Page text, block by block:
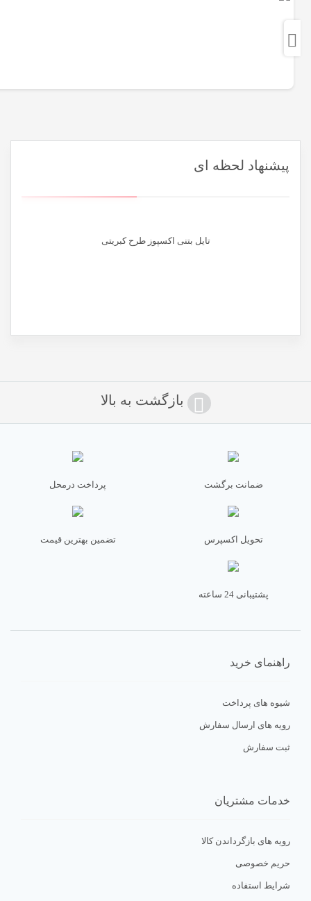
شده‌اند
پیشنهاد لحظه ای
تایل بتنی اکسپوز طرح کبریتی
بازگشت به بالا
ضمانت برگشت پرداخت درمحل
تحویل اکسپرس تضمین بهترین قیمت
پشتیبانی 24 ساعته
راهنمای خرید
شیوه های پرداخت
رویه های ارسال سفارش
ثبت سفارش
خدمات مشتریان
رویه های بازگرداندن کالا
حریم خصوصی
شرایط استفاده